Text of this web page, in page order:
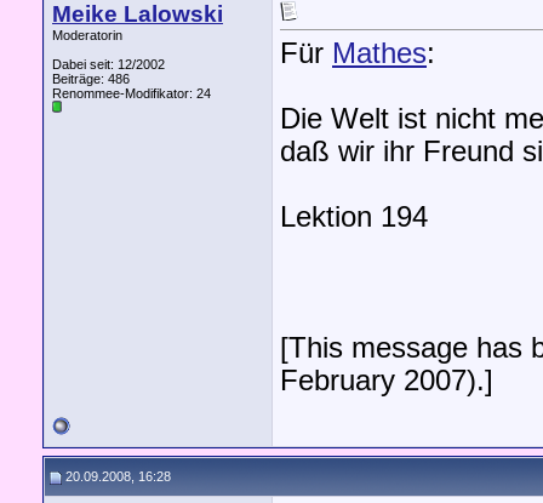
Meike Lalowski
Moderatorin
Dabei seit: 12/2002
Beiträge: 486
Renommee-Modifikator: 24
Für Mathes:
Die Welt ist nicht
daß wir ihr Freund
Lektion 194
[This message has
February 2007).]
20.09.2008, 16:28